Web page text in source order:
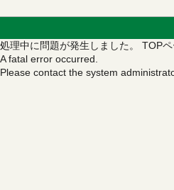
処理中に問題が発生しました。 TOP
A fatal error occurred.
Please contact the system